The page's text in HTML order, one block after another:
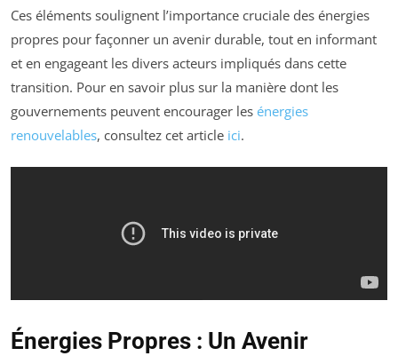
Ces éléments soulignent l’importance cruciale des énergies
propres pour façonner un avenir durable, tout en informant
et en engageant les divers acteurs impliqués dans cette
transition. Pour en savoir plus sur la manière dont les
gouvernements peuvent encourager les énergies
renouvelables, consultez cet article ici.
Énergies Propres : Un Avenir